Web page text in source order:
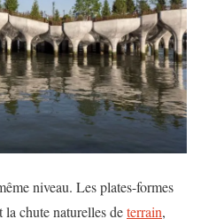
niveau. Les plates-formes
chute naturelles deterrain,